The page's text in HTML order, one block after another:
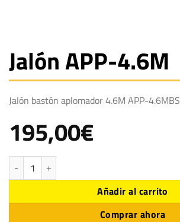
Jalón APP-4.6M
Jalón bastón aplomador 4.6M APP-4.6MBS
195,00€
Jalón APP-4.6M cantidad
Añadir al carrito
Comprar ahora